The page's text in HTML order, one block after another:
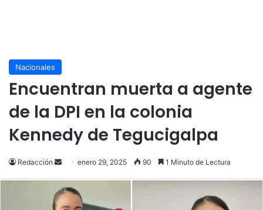
Nacionales
Encuentran muerta a agente
de la DPI en la colonia
Kennedy de Tegucigalpa
Redacción
Send
email
enero 29, 2025 90 1 Minuto de Lectura